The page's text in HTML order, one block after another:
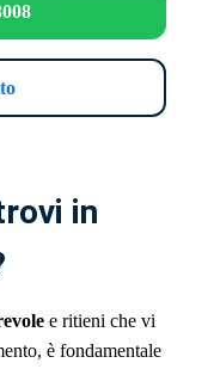
in
e ritieni che vi
è fondamentale